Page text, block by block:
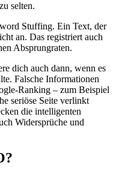
selten.
Stuffing. Ein Text, der
an. Das registriert auch
Absprungraten.
dich auch dann, wenn es
Falsche Informationen
Ranking – zum Beispiel
seriöse Seite verlinkt
die intelligenten
Widersprüche und